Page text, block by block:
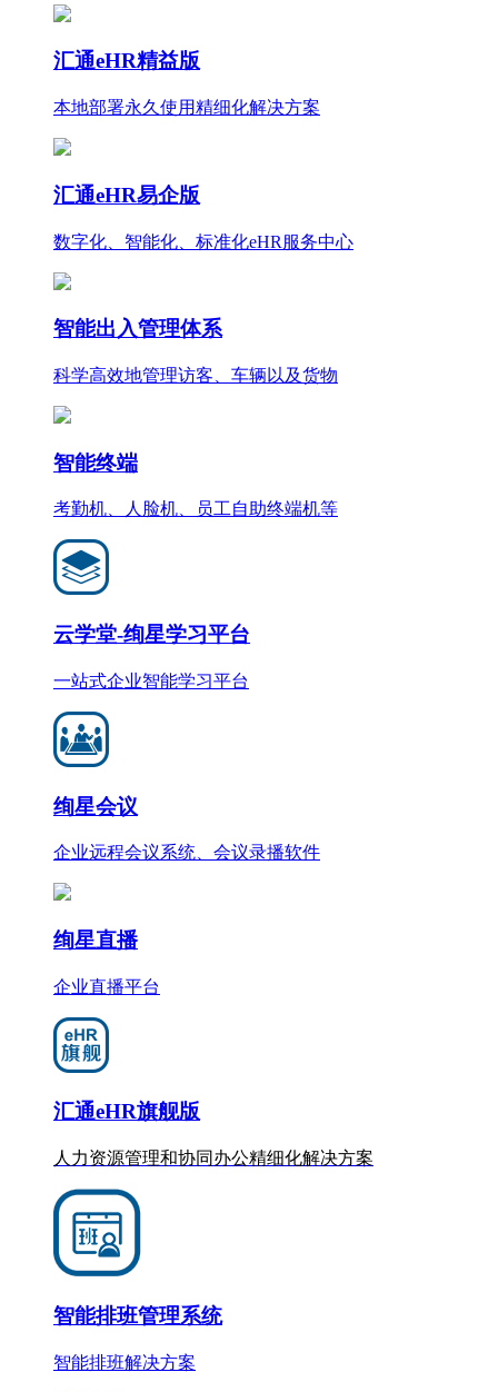
汇通eHR精益版
本地部署永久使用精细化解决方案
汇通eHR易企版
数字化、智能化、标准化eHR服务中心
智能出入管理体系
科学高效地管理访客、车辆以及货物
智能终端
考勤机、人脸机、员工自助终端机等
云学堂-绚星学习平台
一站式企业智能学习平台
绚星会议
企业远程会议系统、会议录播软件
绚星直播
企业直播平台
汇通eHR旗舰版
人力资源管理和协同办公精细化解决方案
智能排班管理系统
智能排班解决方案